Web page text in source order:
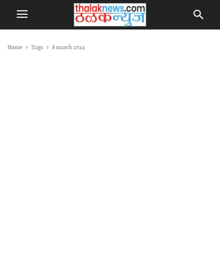
Home Tags 8 march 2024